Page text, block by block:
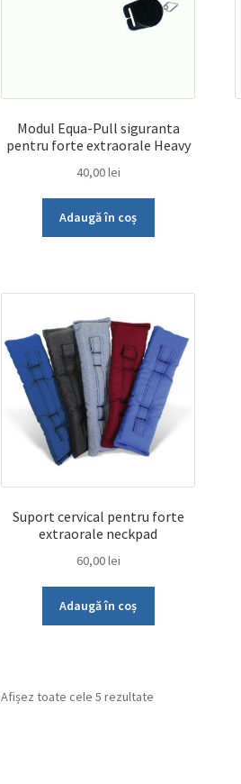
Modul Equa-Pull siguranta
pentru forte extraorale Heavy
40,00lei
Adaugă în coș
Suport cervical pentru forte
extraorale neckpad
60,00lei
Adaugă în coș
Afișez toate cele 5 rezultate